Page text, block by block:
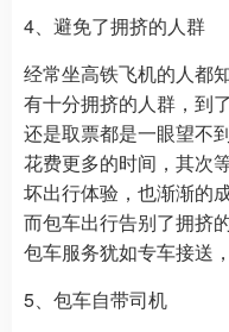
4、避免了拥挤的人群
经常坐高铁飞机的人都
有十分拥挤的人群，到
还是取票都是一眼望不
花费更多的时间，其次
坏出行体验，也渐渐的
而包车出行告别了拥挤
包车服务犹如专车接送
5、包车自带司机